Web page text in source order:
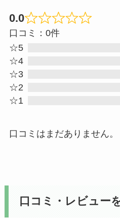
0.0
Rated
口コミ：0件
☆5
☆4
☆3
☆2
☆1
口コミはまだありません。
口コミ・レビュー